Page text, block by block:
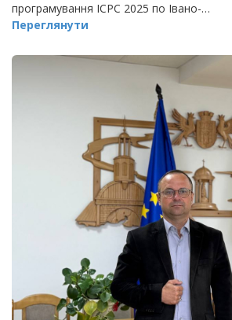
програмування ICPC 2025 по Івано-…
Переглянути